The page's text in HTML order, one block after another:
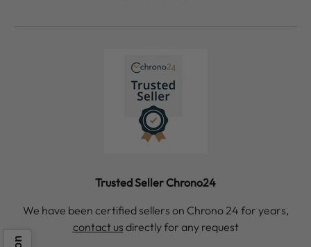
Trusted Seller Chrono24
We have been certified sellers on Chrono 24 for years,
contact us directly for any request